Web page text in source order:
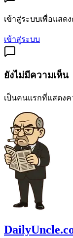
เข้าสู่ระบบเพื่อแสด
เข้าสู่ระบบ
ยังไม่มีความเห็น
เป็นคนแรกที่แสดง